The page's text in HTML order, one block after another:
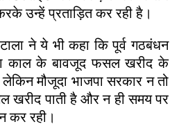
उन्हें प्रताड़ित कर रही है।
ने ये भी कहा कि पूर्व गठबंधन
काल के बावजूद फसल खरीद के
मौजूदा भाजपा सरकार न तो
खरीद पाती है और न ही समय पर
कर रही।